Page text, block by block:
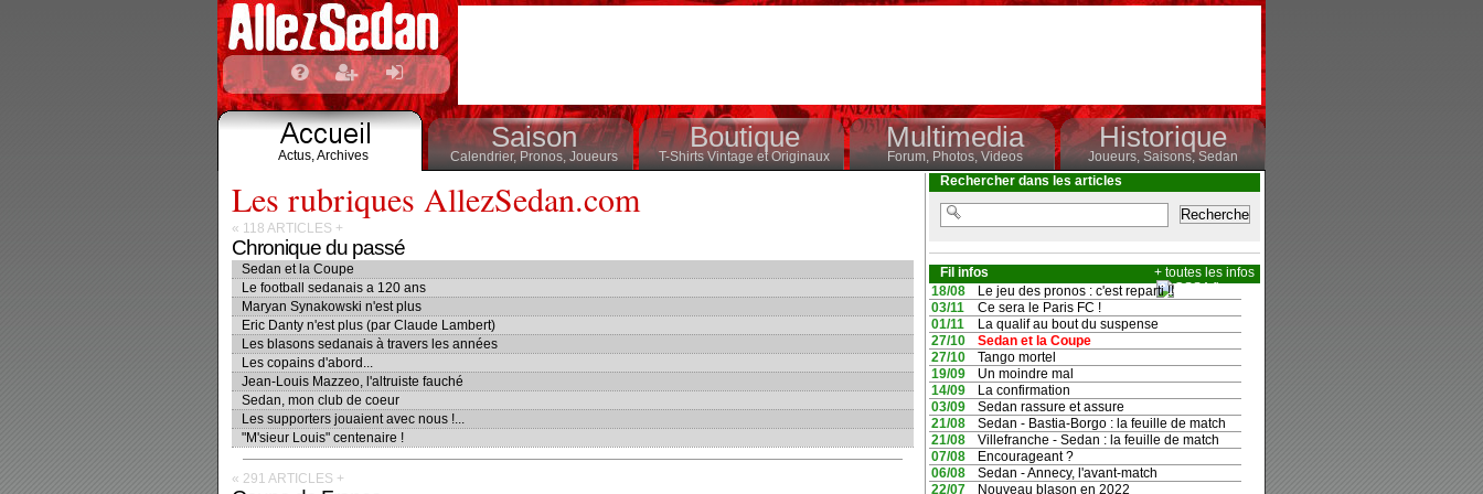
Actus,Archives
Saison
Calendrier,Pronos, Joueurs
Boutique
T-Shirts Vintage et Originaux
Multimedia
Forum, Photos,Videos
Historique
Joueurs, Saisons,Sedan
Les rubriques AllezSedan.com
« 118 ARTICLES +
Chronique du passé
Sedan et la Coupe
Le football sedanais a 120 ans
Maryan Synakowski n'est plus
Eric Danty n'est plus (par Claude Lambert)
Les blasons sedanais à travers les années
Les copains d'abord...
Jean-Louis Mazzeo, l'altruiste fauché
Sedan, mon club de coeur
Les supporters jouaient avec nous !...
"M'sieur Louis" centenaire !
« 291 ARTICLES +
Rechercher dans les articles
Fil infos
+ toutes les infos
18/08
Le jeu des pronos : c'est reparti !!
03/11
Ce sera le Paris FC !
01/11
La qualif au bout du suspense
27/10
Sedan et la Coupe
27/10
Tango mortel
19/09
Un moindre mal
14/09
La confirmation
03/09
Sedan rassure et assure
21/08
Sedan - Bastia-Borgo : la feuille de match
21/08
Villefranche - Sedan : la feuille de match
07/08
Encourageant ?
06/08
Sedan - Annecy, l'avant-match
22/07
Nouveau blason en 2022